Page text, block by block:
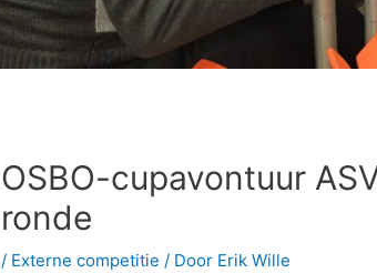
OSBO-cupavontuur
ronde
/ Externe competitie / Door Erik Wille